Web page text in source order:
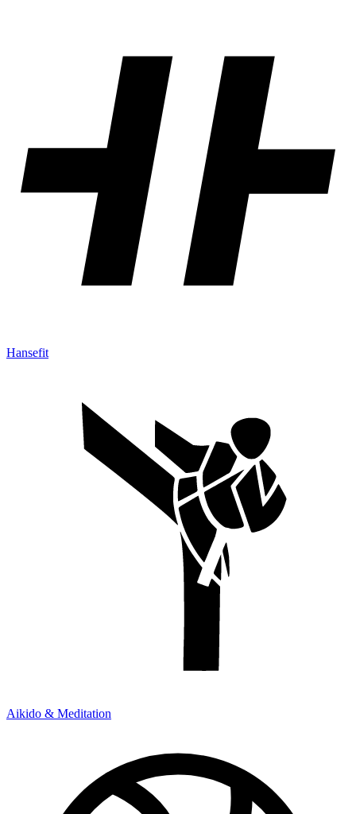
Hansefit
Aikido & Meditation